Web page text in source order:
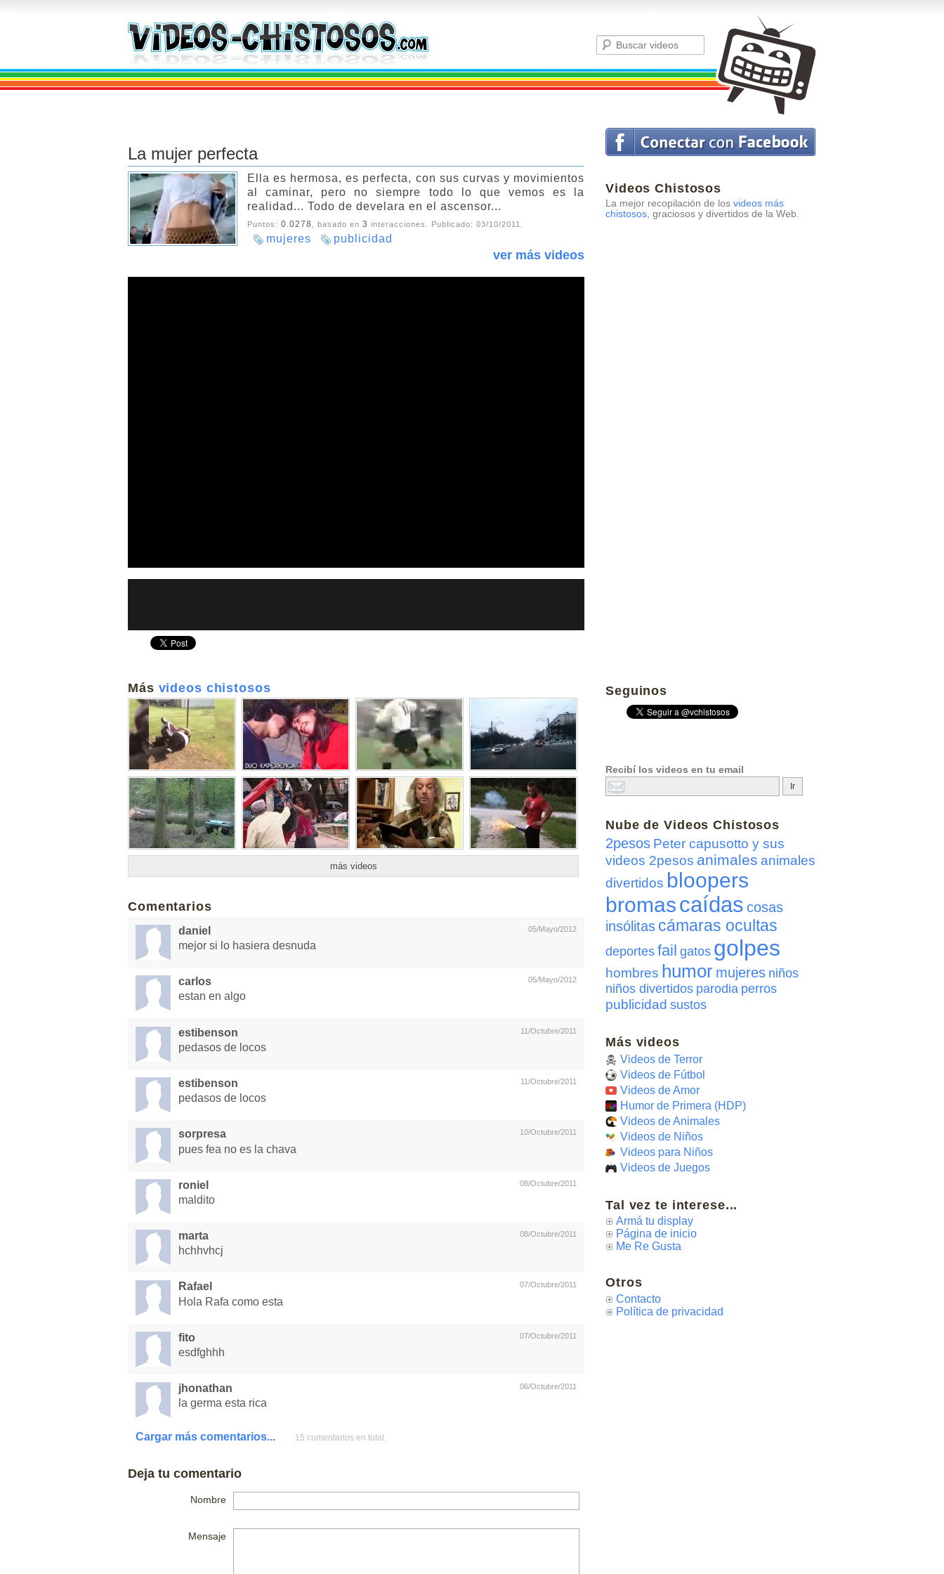
Videos Chistosos
La mejor recopilación de los videos más
chistosos, graciosos y divertidos de la Web.
La mujer perfecta
Ella es hermosa, es perfecta, con sus curvas y movimientos
al caminar, pero no siempre todo lo que vemos es la
realidad... Todo de develara en el ascensor...
Puntos: 0.0278 , basado en 3 interacciones. Publicado: 03/10/2011
mujeres publicidad
ver más videos
Más videos chistosos
más videos
Comentarios
05/Mayo/2012
daniel
mejor si lo hasiera desnuda
05/Mayo/2012
carlos
estan en algo
11/Octubre/2011
estibenson
pedasos de locos
11/Octubre/2011
estibenson
pedasos de locos
10/Octubre/2011
sorpresa
pues fea no es la chava
08/Octubre/2011
roniel
maldito
08/Octubre/2011
marta
hchhvhcj
07/Octubre/2011
Rafael
Hola Rafa como esta
07/Octubre/2011
fito
esdfghhh
06/Octubre/2011
jhonathan
la germa esta rica
Cargar más comentarios... 15 comentarios en total.
Deja tu comentario
Nombre
Mensaje
Seguinos
Recibí los videos en tu email
Nube deVideos Chistosos
2pesos Peter capusotto y sus
videos 2pesos animales animales
divertidos bloopers
bromascaídas cosas
insólitas cámaras ocultas
deportes fail gatos golpes
hombres humor mujeres niños
niños divertidos parodia perros
publicidad sustos
Más videos
Videos de Terror
Videos de Fútbol
Videos de Amor
Humor de Primera (HDP)
Videos de Animales
Videos de Niños
Videos para Niños
Videos de Juegos
Tal vez te interese...
Armá tu display
Página de inicio
Me Re Gusta
Otros
Contacto
Política de privacidad